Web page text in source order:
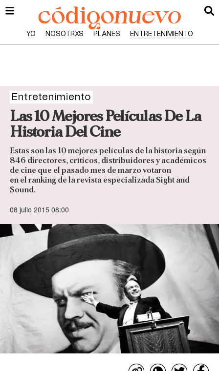
YO NOSOTRXS PLANES ENTRETENIMIENTO
Entretenimiento
Las 10 Mejores Películas De La
Historia Del Cine
Estas son las 10 mejores películas de la historia según
846 directores, críticos, distribuidores y académicos
de cine que el pasado mes de marzo votaron
en el ranking de la revista especializada Sight and
Sound.
08 julio 2015 08:00